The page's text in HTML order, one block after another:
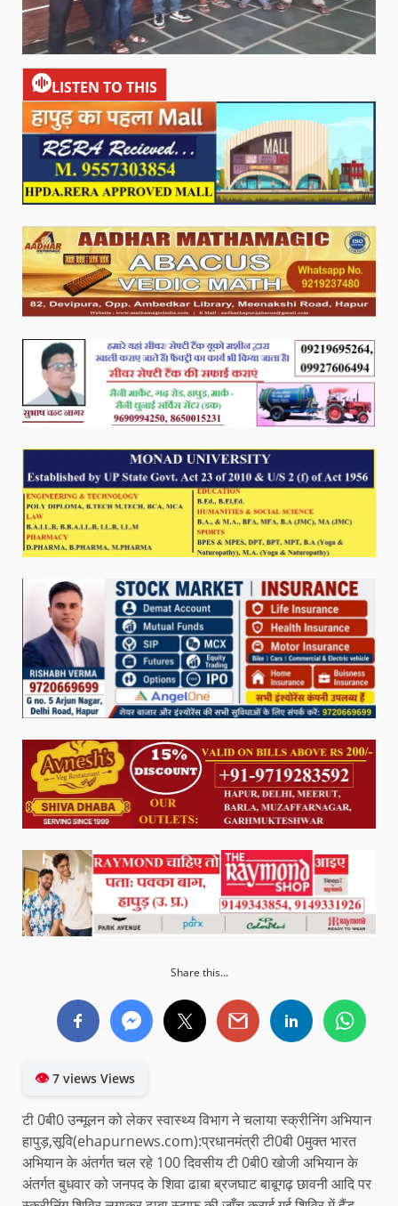
LISTEN TO THIS
Share this...
👁7 views Views
टी 0बी0 उन्मूलन को लेकर स्वास्थ्य विभाग ने चलाया स्क्रीनिंग अभियान
हापुड़,सूवि(ehapurnews.com):प्रधानमंत्री टी0बी 0मुक्त भारत
अभियान के अंतर्गत चल रहे 100 दिवसीय टी 0बी0 खोजी अभियान के
अंतर्गत बुधवार को जनपद के शिवा ढाबा ब्रजघाट बाबूगढ़ छावनी आदि पर